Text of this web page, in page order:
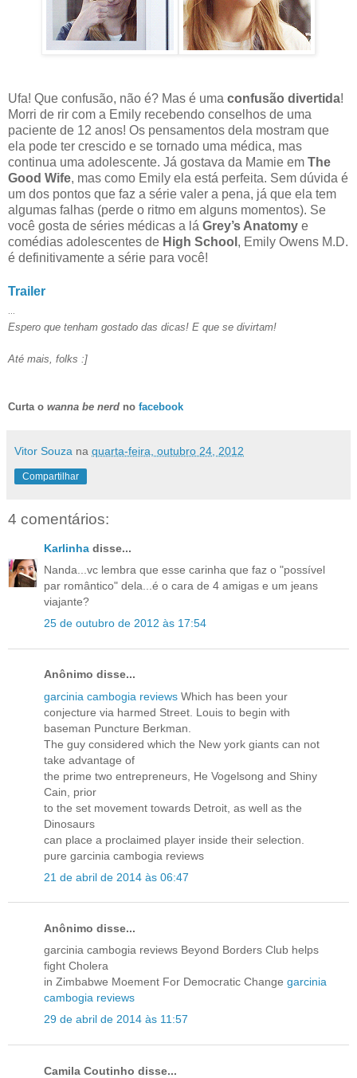
Ufa! Que confusão, não é? Mas é uma confusão divertida!
Morri de rir com a Emily recebendo conselhos de uma
paciente de 12 anos! Os pensamentos dela mostram que
ela pode ter crescido e se tornado uma médica, mas
continua uma adolescente. Já gostava da Mamie em The
Good Wife, mas como Emily ela está perfeita. Sem dúvida é
um dos pontos que faz a série valer a pena, já que ela tem
algumas falhas (perde o ritmo em alguns momentos). Se
você gosta de séries médicas a lá Grey’s Anatomy e
comédias adolescentes de High School , Emily Owens M.D.
é definitivamente a série para você!
Trailer
...
Espero que tenham gostado das dicas! E que se divirtam!
Até mais, folks :]
Curta o wanna be nerd no facebook
Vitor Souza na quarta-feira, outubro 24, 2012
Compartilhar
4 comentários:
Karlinha disse...
Nanda...vc lembra que esse carinha que faz o "possível
par romântico" dela...é o cara de 4 amigas e um jeans
viajante?
25 de outubro de 2012 às 17:54
Anônimo disse...
garcinia cambogia reviews Which has been your
conjecture via harmed Street. Louis to begin with
baseman Puncture Berkman.
The guy considered which the New york giants can not
take advantage of
the prime two entrepreneurs, He Vogelsong and Shiny
Cain, prior
to the set movement towards Detroit, as well as the
Dinosaurs
can place a proclaimed player inside their selection.
pure garcinia cambogia reviews
21 de abril de 2014 às 06:47
Anônimo disse...
garcinia cambogia reviews Beyond Borders Club helps
fight Cholera
in Zimbabwe Moement For Democratic Change garcinia
cambogia reviews
29 de abril de 2014 às 11:57
Camila Coutinho disse...